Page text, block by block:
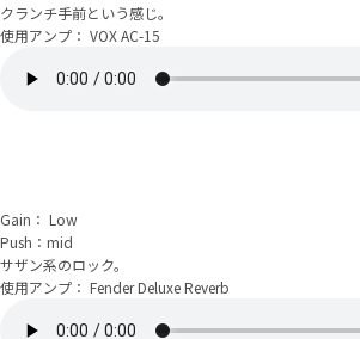
クランチ手前という感じ。
使用アンプ： VOX AC-15
Gain： Low
Push：mid
サザン系のロック。
使用アンプ： Fender Deluxe Reverb